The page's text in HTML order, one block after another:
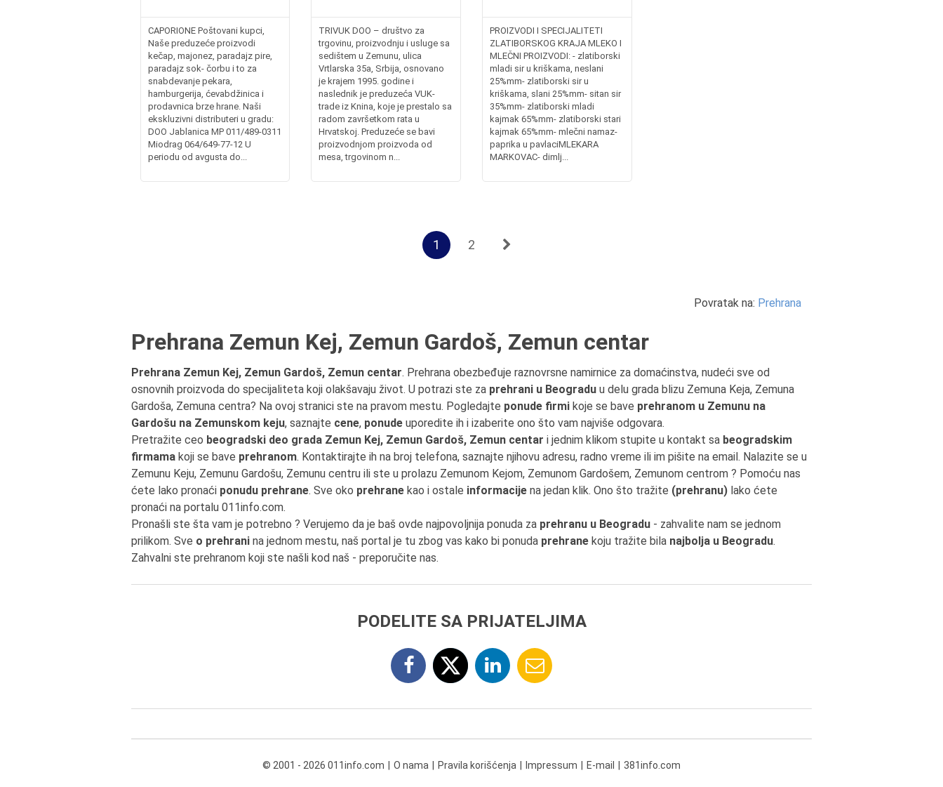
CAPORIONE Poštovani kupci,
Naše preduzeće proizvodi
kečap, majonez, paradajz pire,
paradajz sok- čorbu i to za
snabdevanje pekara,
hamburgerija, ćevabdžinica i
prodavnica brze hrane. Naši
ekskluzivni distributeri u gradu:
DOO Jablanica MP 011/489-0311
Miodrag 064/649-77-12 U
periodu od avgusta do...
TRIVUK DOO – društvo za
trgovinu, proizvodnju i usluge sa
sedištem u Zemunu, ulica
Vrtlarska 35a, Srbija, osnovano
je krajem 1995. godine i
naslednik je preduzeća VUK-
trade iz Knina, koje je prestalo sa
radom završetkom rata u
Hrvatskoj. Preduzeće se bavi
proizvodnjom proizvoda od
mesa, trgovinom n...
PROIZVODI I SPECIJALITETI
ZLATIBORSKOG KRAJA MLEKO I
MLEČNI PROIZVODI: - zlatiborski
mladi sir u kriškama, neslani
25%mm- zlatiborski sir u
kriškama, slani 25%mm- sitan sir
35%mm- zlatiborski mladi
kajmak 65%mm- zlatiborski stari
kajmak 65%mm- mlečni namaz-
paprika u pavlaciMLEKARA
MARKOVAC- dimlj...
1 2
Povratak na: Prehrana
Prehrana Zemun Kej, Zemun Gardoš, Zemun centar
Prehrana Zemun Kej, Zemun Gardoš, Zemun centar. Prehrana obezbeđuje raznovrsne namirnice za domaćinstva, nudeći sve od
osnovnih proizvoda do specijaliteta koji olakšavaju život. U potrazi ste za prehrani u Beogradu u delu grada blizu Zemuna Keja, Zemuna
Gardoša, Zemuna centra? Na ovoj stranici ste na pravom mestu. Pogledajte ponude firmi koje se bave prehranom u Zemunu na
Gardošu na Zemunskom keju, saznajte cene, ponude uporedite ih i izaberite ono što vam najviše odgovara.
Pretražite ceo beogradski deo grada Zemun Kej, Zemun Gardoš, Zemun centar i jednim klikom stupite u kontakt sa beogradskim
firmama koji se bave prehranom. Kontaktirajte ih na broj telefona, saznajte njihovu adresu, radno vreme ili im pišite na email. Nalazite se u
Zemunu Keju, Zemunu Gardošu, Zemunu centru ili ste u prolazu Zemunom Kejom, Zemunom Gardošem, Zemunom centrom ? Pomoću nas
ćete lako pronaći ponudu prehrane. Sve oko prehrane kao i ostale informacije na jedan klik. Ono što tražite (prehranu) lako ćete
pronaći na portalu 011info.com.
Pronašli ste šta vam je potrebno ? Verujemo da je baš ovde najpovoljnija ponuda za prehranu u Beogradu - zahvalite nam se jednom
prilikom. Sve o prehrani na jednom mestu, naš portal je tu zbog vas kako bi ponuda prehrane koju tražite bila najbolja u Beogradu.
Zahvalni ste prehranom koji ste našli kod naš - preporučite nas.
PODELITE SA PRIJATELJIMA
© 2001 - 2026 011info.com O nama Pravila korišćenja Impressum E-mail 381info.com